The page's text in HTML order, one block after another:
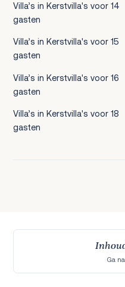
Villa’s in Kerstvilla's voor 14
gasten
Villa’s in Kerstvilla's voor 15
gasten
Villa’s in Kerstvilla's voor 16
gasten
Villa’s in Kerstvilla's voor 18
gasten
Ga